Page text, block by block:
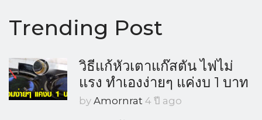
Trending Post
วิธีแก้หัวเตาแก๊สตัน ไฟไม่
แรง ทำเองง่ายๆ แค่งบ 1 บาท
by Amornrat 4 ปี ago